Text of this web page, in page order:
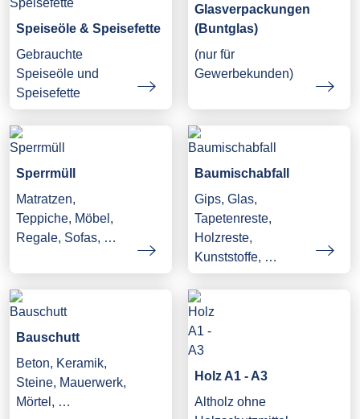
Speiseöle & Speisefette
Gebrauchte
Speiseöle und
Speisefette
Glasverpackungen
(Buntglas)
(nur für
Gewerbekunden)
Sperrmüll
Matratzen,
Teppiche, Möbel,
Regale, Sofas, …
Baumischabfall
Gips, Glas,
Tapetenreste,
Holzreste,
Kunststoffe, …
Bauschutt
Beton, Keramik,
Steine, Mauerwerk,
Mörtel, …
Holz A1 - A3
Altholz ohne